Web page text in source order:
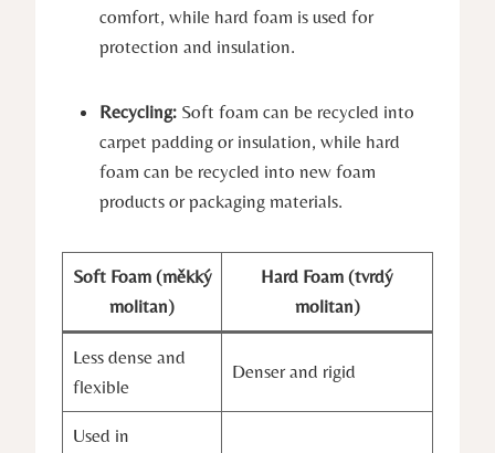
comfort, while hard foam is used for
protection and insulation.
Recycling: Soft foam can be recycled into
carpet padding or insulation, while hard
foam can be recycled into new foam
products or packaging materials.
Soft Foam (měkký
molitan)
Hard Foam (tvrdý
molitan)
Less dense and
flexible
Denser and rigid
Used in